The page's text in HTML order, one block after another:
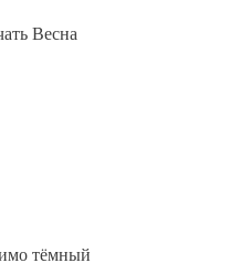
Весна
тёмный